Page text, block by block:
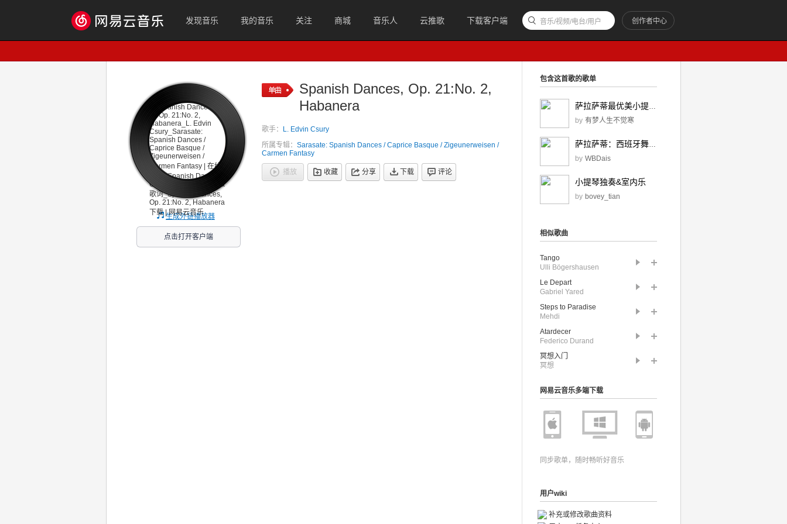
发现音乐 我的音乐 关注 商城 音乐人 云推歌 下载客户端 创作者中心
音乐/视频/电台/用户